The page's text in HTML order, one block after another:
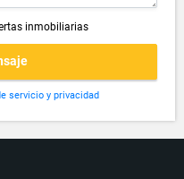
inmobiliarias
servicio y privacidad